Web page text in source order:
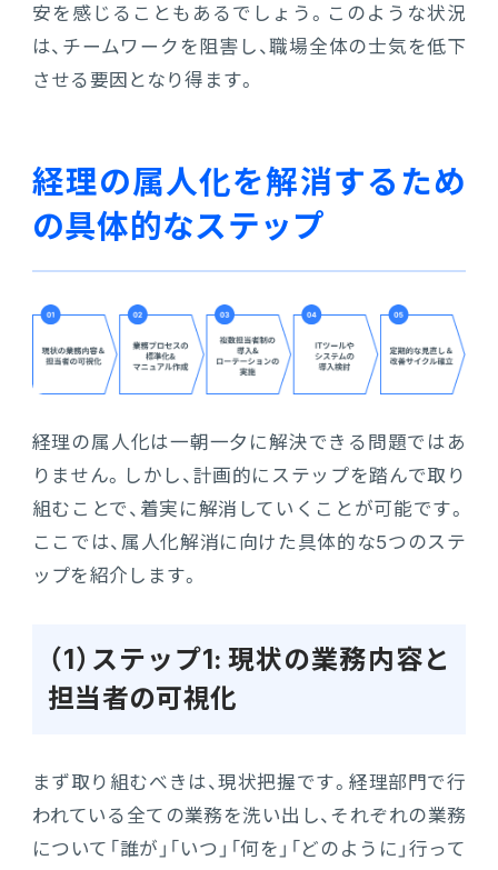
安を感じることもあるでしょう。このような状況
は、チームワークを阻害し、職場全体の士気を低下
させる要因となり得ます。
経理の属人化を解消するため
の具体的なステップ
経理の属人化は一朝一夕に解決できる問題ではあ
りません。しかし、計画的にステップを踏んで取り
組むことで、着実に解消していくことが可能です。
ここでは、属人化解消に向けた具体的な5つのステ
ップを紹介します。
（1）ステップ1: 現状の業務内容と
担当者の可視化
まず取り組むべきは、現状把握です。経理部門で行
われている全ての業務を洗い出し、それぞれの業務
について「誰が」「いつ」「何を」「どのように」行って